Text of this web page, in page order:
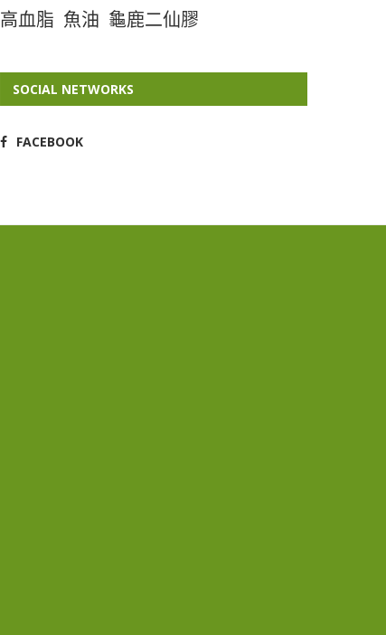
高血脂 魚油 龜鹿二仙膠
SOCIAL NETWORKS
FACEBOOK